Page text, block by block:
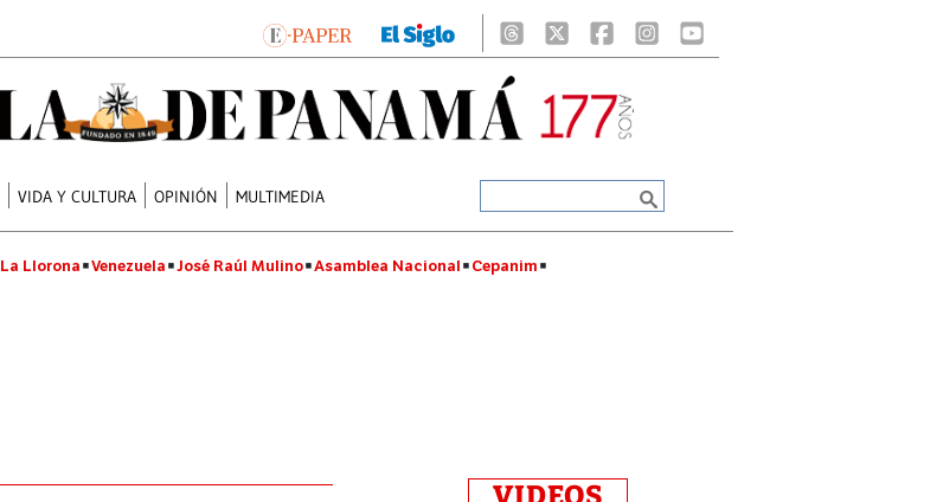
VIDA Y CULTURA OPINIÓN MULTIMEDIA
La Llorona Venezuela José Raúl Mulino Asamblea Nacional Cepanim